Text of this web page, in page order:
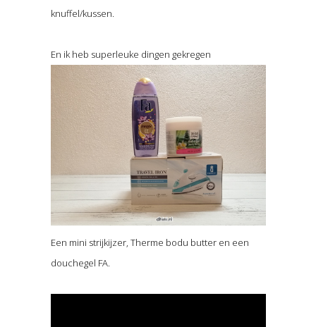
knuffel/kussen.
En ik heb superleuke dingen gekregen
Een mini strijkijzer, Therme bodu butter en een
douchegel FA.